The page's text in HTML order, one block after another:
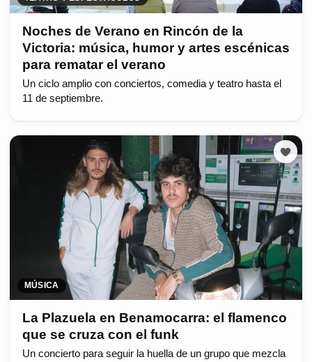
Noches de Verano en Rincón de la
Victoria: música, humor y artes escénicas
para rematar el verano
Un ciclo amplio con conciertos, comedia y teatro hasta el
11 de septiembre.
MÚSICA
La Plazuela en Benamocarra: el flamenco
que se cruza con el funk
Un concierto para seguir la huella de un grupo que mezcla